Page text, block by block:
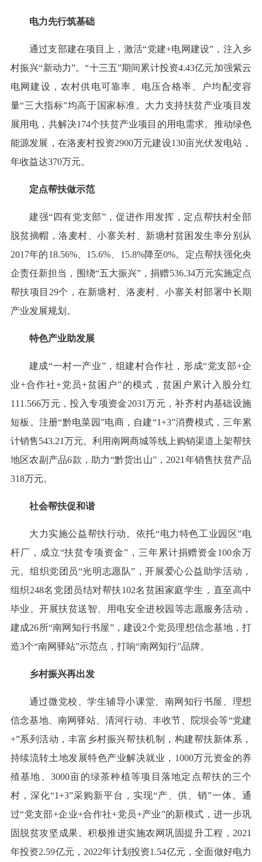
电力先行筑基础
通过支部建在项目上，激活“党建+电网建设”，注入乡
村振兴“新动力”。“十三五”期间累计投资4.43亿元加强紫云
电网建设，农村供电可靠率、电压合格率、户均配变容
量“三大指标”均高于国家标准。大力支持扶贫产业项目发
展用电，共解决174个扶贫产业项目的用电需求。推动绿色
能源发展，在洛麦村投资2900万元建设130亩光伏发电站，
年收益达370万元。
定点帮扶做示范
建强“四有党支部”，促进作用发挥，定点帮扶村全部
脱贫摘帽，洛麦村、小寨关村、新塘村贫困发生率分别从
2017年的18.56%、15.6%、15.8%降至0%。定点帮扶强化央
企责任新担当，围绕“五大振兴”，捐赠536.34万元实施定点
帮扶项目29个，在新塘村、洛麦村、小寨关村部署中长期
产业发展规划。
特色产业助发展
建成“一村一产业”，组建村合作社，形成“党支部+企
业+合作社+党员+贫困户”的模式，贫困户累计入股分红
111.566万元，投入专项资金2031万元，补齐村内基础设施
短板。注册“黔电菜园”电商，自建“1+3”消费模式，三年累
计销售543.21万元。利用南网商城等线上购销渠道上架帮扶
地区农副产品6款，助力“黔货出山”，2021年销售扶贫产品
318万元。
社会帮扶促和谐
大力实施公益帮扶行动。依托“电力特色工业园区”电
杆厂，成立“扶贫专项资金”，三年累计捐赠资金100余万
元。组织党团员“光明志愿队”，开展爱心公益助学活动，
组织248名党团员结对帮扶102名贫困家庭学生，直至高中
毕业。开展扶贫送智、用电安全进校园等志愿服务活动，
建成26所“南网知行书屋”，建设2个党员理想信念基地，打
造3个“南网驿站”示范点，打响“南网知行”品牌。
乡村振兴再出发
通过微党校、学生辅导小课堂、南网知行书屋、理想
信念基地、南网驿站、清河行动、丰收节、院坝会等“党建
+”系列活动，丰富乡村振兴帮扶机制，构建帮扶新体系，
持续流转土地发展特色产业解决就业，1000万元资金的养
殖基地、3000亩的绿茶种植等项目落地定点帮扶的三个
村，深化“1+3”采购新平台，实现“产、供、销”一体。通
过“党支部+企业+合作社+党员+产业”的新模式，进一步巩
固脱贫攻坚成果。积极推进实施农网巩固提升工程，2021
年投资2.59亿元，2022年计划投资1.54亿元，全面做好电力